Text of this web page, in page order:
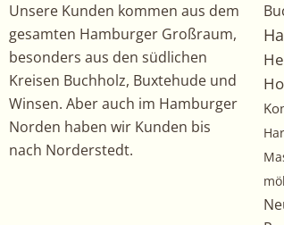
Unsere Kunden kommen aus dem
gesamten Hamburger Großraum,
besonders aus den südlichen
Kreisen Buchholz, Buxtehude und
Winsen. Aber auch im Hamburger
Norden haben wir Kunden bis
nach Norderstedt.